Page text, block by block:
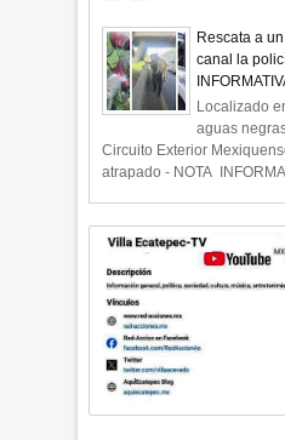
Rescata a
canal la
Localizado
aguas
Circuito Exterior
atrapado - NOTA